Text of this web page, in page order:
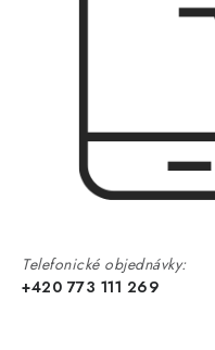
Telefonické objednávky:
+420 773 111 269